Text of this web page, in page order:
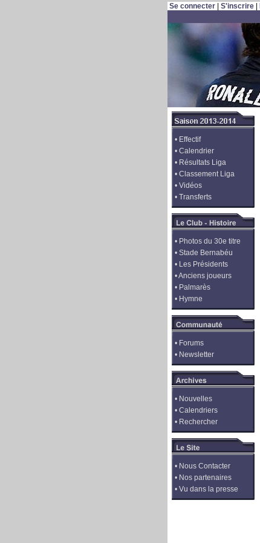
Se connecter S'inscrire
• Effectif
• Calendrier
• Résultats Liga
• Classement Liga
• Vidéos
• Transferts
• Photos du 30e titre
• Stade Bernabéu
• Les Présidents
•Anciens joueurs
• Palmarès
• Hymne
• Forums
• Newsletter
• Nouvelles
• Calendriers
• Rechercher
• Nous Contacter
• Nos partenaires
• Vu dans la presse